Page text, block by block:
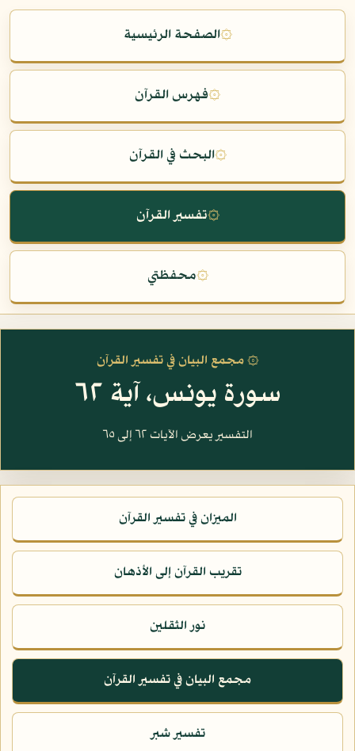
۞الصفحة الرئيسية
۞فهرس القرآن
۞البحث في القرآن
۞تفسير القرآن
۞محفظتي
۞ مجمع البيان في تفسير القرآن
سورة يونس، آية ٦٢
التفسير يعرض الآيات ٦٢ إلى ٦٥
الميزان في تفسير القرآن
تقريب القرآن إلى الأذهان
نور الثقلين
مجمع البيان في تفسير القرآن
تفسير شبر